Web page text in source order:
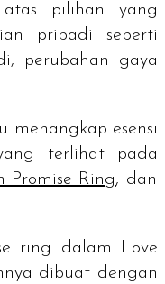
pilihan yang
pribadi seperti
perubahan gaya
menangkap esensi
terlihat pada
Promise Ring, dan
ring
dalam Love
dibuat dengan